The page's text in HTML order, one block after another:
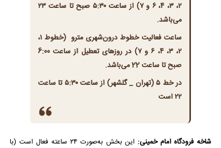
۲، ۳، ۴، ۶ و ۷) از ساعت ۵:۳۰ صبح تا ساعت ۲۳
می‌باشد.
ساعت فعالیت خطوط درون‌شهری مترو (خطوط ۱،
۲، ۳، ۴، ۶ و ۷) در روزهای تعطیل از ساعت 6:00
صبح تا ساعت 22 می‌باشد.
در خط ۵ (تهران _ گلشهر) از ساعت ۵:۳۰ تا ساعت
۲۲ است
شاخه فرودگاه امام خمینی:
این بخش به‌صورت ۲۴ ساعته فعال است (با